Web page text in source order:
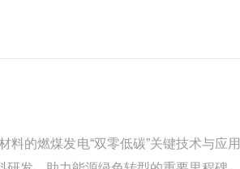
的燃煤发电“双零低碳”关键技术与应